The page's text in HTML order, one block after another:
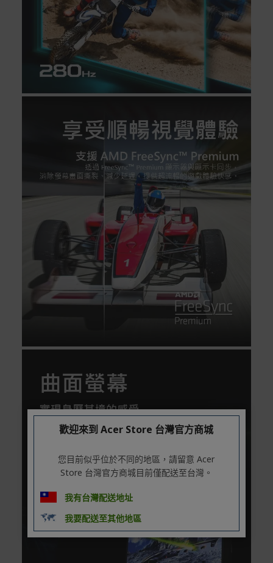
付款方式
本網站提供以下付款方式：
信用卡一次付清：支援Visa、Master Card及JCB卡
別
信用卡分期付款：限指定商品使用，滿1千享3期0利
率/滿1萬享3期0利率/滿3萬享12期0利率
LINEPAY(含iPASS MONEY)
Apple Pay：須使用行動裝置
Samsung Wallet (原Samsung Pay)：須使用行動裝
置
歡迎來到 Acer Store 台灣官方商城
您目前似乎位於不同的地區，請留意 Acer
Store 台灣官方商城目前僅配送至台灣。
我有台灣配送地址
我要配送至其他地區